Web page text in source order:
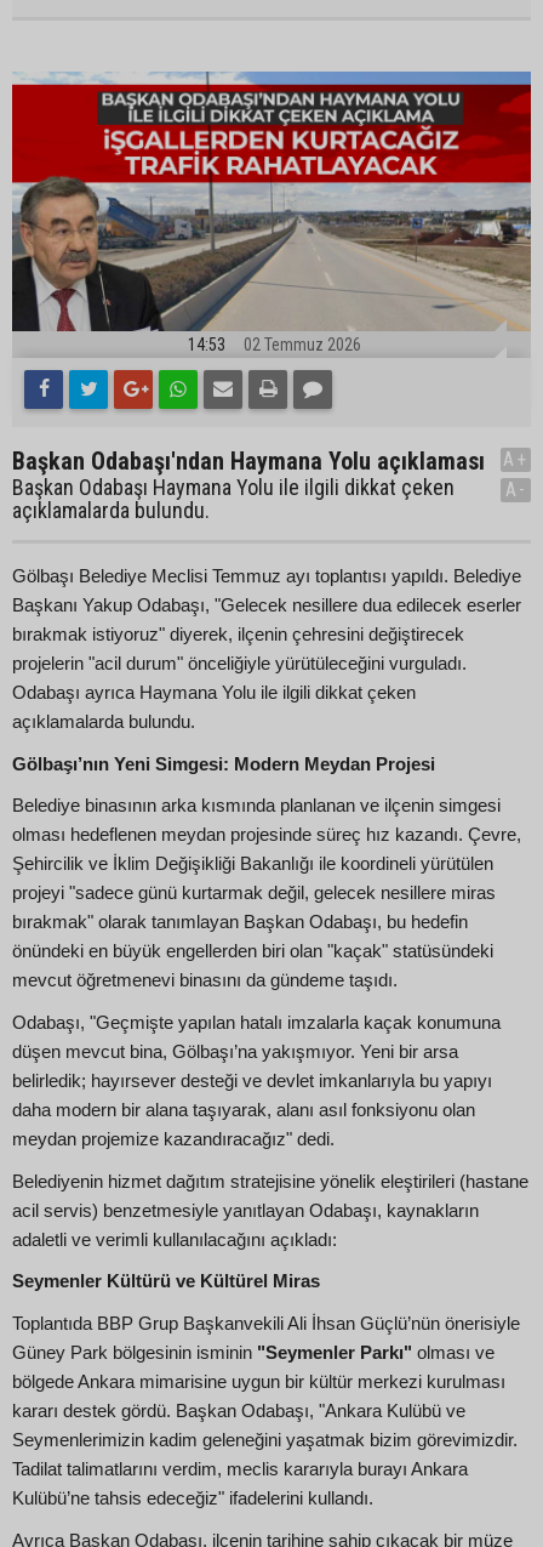
14:53 02 Temmuz 2026
Başkan Odabaşı'ndan Haymana Yolu açıklaması
Başkan Odabaşı Haymana Yolu ile ilgili dikkat çeken
açıklamalarda bulundu.
A+
A-
Gölbaşı Belediye Meclisi Temmuz ayı toplantısı yapıldı. Belediye
Başkanı Yakup Odabaşı, "Gelecek nesillere dua edilecek eserler
bırakmak istiyoruz" diyerek, ilçenin çehresini değiştirecek
projelerin "acil durum" önceliğiyle yürütüleceğini vurguladı.
Odabaşı ayrıca Haymana Yolu ile ilgili dikkat çeken
açıklamalarda bulundu.
Gölbaşı’nın Yeni Simgesi: Modern Meydan Projesi
Belediye binasının arka kısmında planlanan ve ilçenin simgesi
olması hedeflenen meydan projesinde süreç hız kazandı. Çevre,
Şehircilik ve İklim Değişikliği Bakanlığı ile koordineli yürütülen
projeyi "sadece günü kurtarmak değil, gelecek nesillere miras
bırakmak" olarak tanımlayan Başkan Odabaşı, bu hedefin
önündeki en büyük engellerden biri olan "kaçak" statüsündeki
mevcut öğretmenevi binasını da gündeme taşıdı.
Odabaşı, "Geçmişte yapılan hatalı imzalarla kaçak konumuna
düşen mevcut bina, Gölbaşı’na yakışmıyor. Yeni bir arsa
belirledik; hayırsever desteği ve devlet imkanlarıyla bu yapıyı
daha modern bir alana taşıyarak, alanı asıl fonksiyonu olan
meydan projemize kazandıracağız" dedi.
Belediyenin hizmet dağıtım stratejisine yönelik eleştirileri (hastane
acil servis) benzetmesiyle yanıtlayan Odabaşı, kaynakların
adaletli ve verimli kullanılacağını açıkladı:
Seymenler Kültürü ve Kültürel Miras
Toplantıda BBP Grup Başkanvekili Ali İhsan Güçlü’nün önerisiyle
Güney Park bölgesinin isminin "Seymenler Parkı" olması ve
bölgede Ankara mimarisine uygun bir kültür merkezi kurulması
kararı destek gördü. Başkan Odabaşı, "Ankara Kulübü ve
Seymenlerimizin kadim geleneğini yaşatmak bizim görevimizdir.
Tadilat talimatlarını verdim, meclis kararıyla burayı Ankara
Kulübü’ne tahsis edeceğiz" ifadelerini kullandı.
Ayrıca Başkan Odabaşı, ilçenin tarihine sahip çıkacak bir müze